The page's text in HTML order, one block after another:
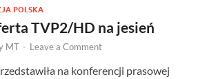
POLSKA
TVP2/HD na jesień
MT - Leave a Comment
na konferencji prasowej